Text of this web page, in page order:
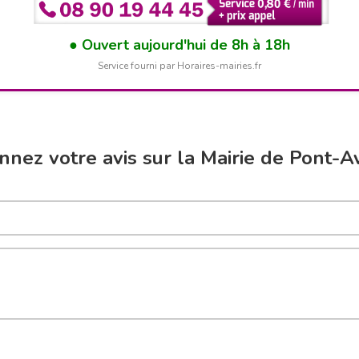
Ouvert aujourd'hui de 8h à 18h
Service fourni par Horaires-mairies.fr
votre avis sur la Mairie de Pont-